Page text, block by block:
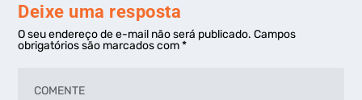
Deixe uma resposta
O seu endereço de e-mail não será publicado. Campos
obrigatórios são marcados com*